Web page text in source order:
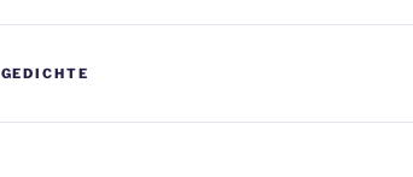
KATEGORIEN
GEDICHTE